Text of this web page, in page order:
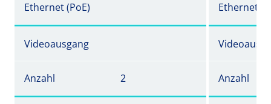
Ethernet (PoE)
Ethernet
Videoausgang
Anzahl 2 Anzahl